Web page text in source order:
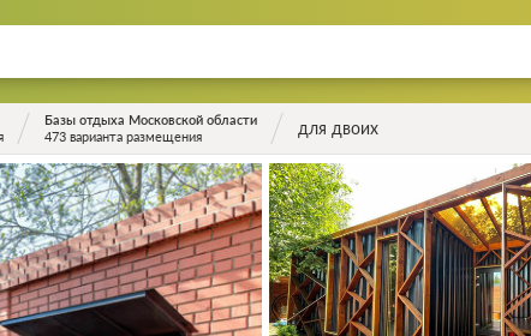
Базы отдыха Московской области
473 варианта размещения
для двоих